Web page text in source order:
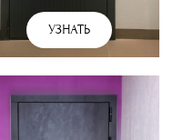
УЗНАТЬ